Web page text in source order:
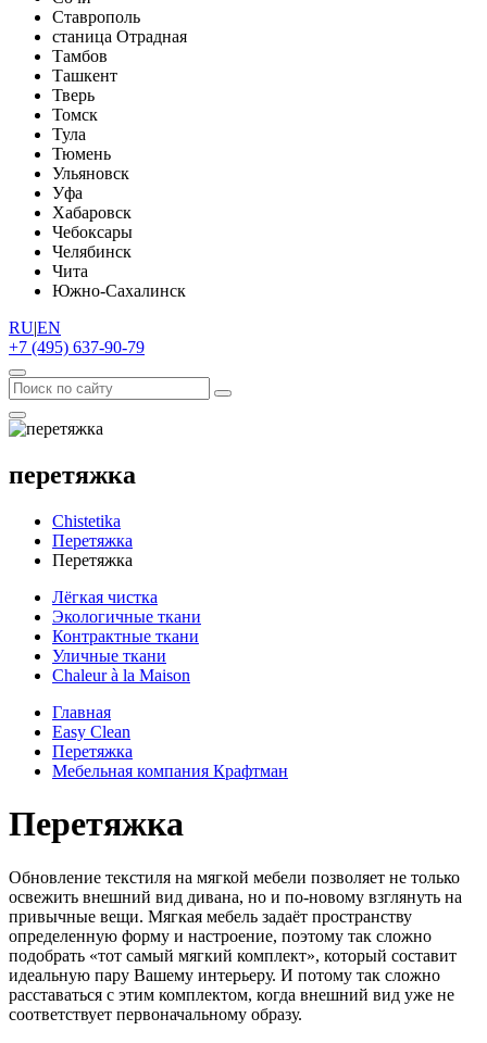
Ставрополь
станица Отрадная
Тамбов
Ташкент
Тверь
Томск
Тула
Тюмень
Ульяновск
Уфа
Хабаровск
Чебоксары
Челябинск
Чита
Южно-Сахалинск
RU|EN
+7 (495) 637-90-79
перетяжка
Chistetika
Перетяжка
Перетяжка
Лёгкая чистка
Экологичные ткани
Контрактные ткани
Уличные ткани
Сhaleur à la Maison
Главная
Easy Clean
Перетяжка
Мебельная компания Крафтман
Перетяжка
Обновление текстиля на мягкой мебели позволяет не только
освежить внешний вид дивана, но и по-новому взглянуть на
привычные вещи. Мягкая мебель задаёт пространству
определенную форму и настроение, поэтому так сложно
подобрать «тот самый мягкий комплект», который составит
идеальную пару Вашему интерьеру. И потому так сложно
расставаться с этим комплектом, когда внешний вид уже не
соответствует первоначальному образу.